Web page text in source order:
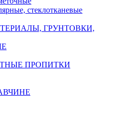
стеклотканевые
ГРУНТОВКИ,
ПРОПИТКИ